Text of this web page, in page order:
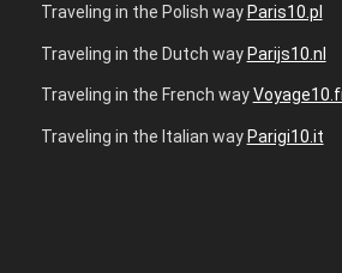
Traveling in the Polish way Paris10.pl
Traveling in the Dutch wayParijs10.nl
Traveling in the French way
Traveling in the Italian way Parigi10.it